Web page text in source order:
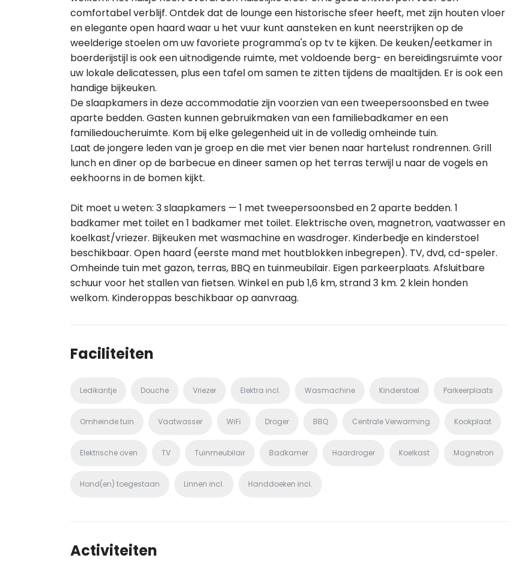
comfortabel verblijf. Ontdek dat de lounge een historische sfeer heeft, met zijn houten vloer
en elegante open haard waar u het vuur kunt aansteken en kunt neerstrijken op de
weelderige stoelen om uw favoriete programma's op tv te kijken. De keuken/eetkamer in
boerderijstijl is ook een uitnodigende ruimte, met voldoende berg- en bereidingsruimte voor
uw lokale delicatessen, plus een tafel om samen te zitten tijdens de maaltijden. Er is ook een
handige bijkeuken.
De slaapkamers in deze accommodatie zijn voorzien van een tweepersoonsbed en twee
aparte bedden. Gasten kunnen gebruikmaken van een familiebadkamer en een
familiedoucheruimte. Kom bij elke gelegenheid uit in de volledig omheinde tuin.
Laat de jongere leden van je groep en die met vier benen naar hartelust rondrennen. Grill
lunch en diner op de barbecue en dineer samen op het terras terwijl u naar de vogels en
eekhoorns in de bomen kijkt.
Dit moet u weten: 3 slaapkamers — 1 met tweepersoonsbed en 2 aparte bedden. 1
badkamer met toilet en 1 badkamer met toilet. Elektrische oven, magnetron, vaatwasser en
koelkast/vriezer. Bijkeuken met wasmachine en wasdroger. Kinderbedje en kinderstoel
beschikbaar. Open haard (eerste mand met houtblokken inbegrepen). TV, dvd, cd-speler.
Omheinde tuin met gazon, terras, BBQ en tuinmeubilair. Eigen parkeerplaats. Afsluitbare
schuur voor het stallen van fietsen. Winkel en pub 1,6 km, strand 3 km. 2 klein honden
welkom. Kinderoppas beschikbaar op aanvraag.
Faciliteiten
Ledikantje Douche Vriezer Elektra incl. Wasmachine Kinderstoel Parkeerplaats
Omheinde tuin Vaatwasser WiFi Droger BBQ Centrale Verwarming Kookplaat
Elektrische oven TV Tuinmeubilair Badkamer Haardroger Koelkast Magnetron
Hond(en) toegestaan Linnen incl. Handdoeken incl.
Activiteiten